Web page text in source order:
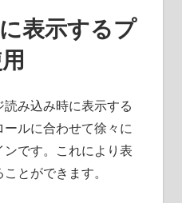
表示するプ
み込み時に表示する
ルに合わせて徐々に
です。これにより表
とができます。